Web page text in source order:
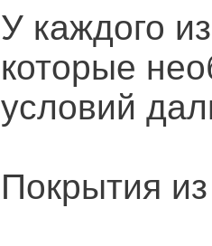
У каждого
которые
условий
Покрытия